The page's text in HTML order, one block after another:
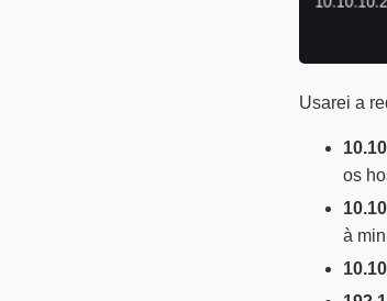
Usarei a
os
à